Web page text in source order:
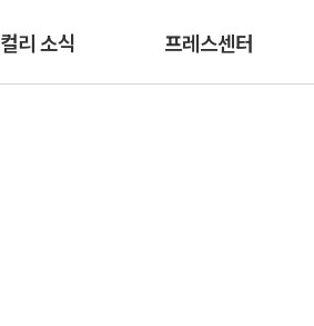
컬리 소식 프레스센터